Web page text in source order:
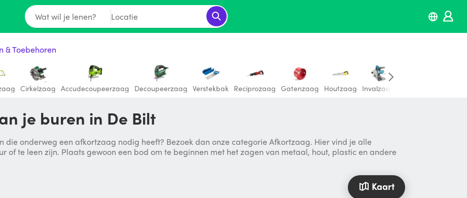
Wat wil je lenen? Locatie
& Toebehoren
Cirkelzaag Accudecoupeerzaag Decoupeerzaag Verstekbak Reciprozaag Gatenzaag Houtzaag Invalzaag
je buren in De Bilt
die onderweg een afkortzaag nodig heeft? Bezoek dan onze categorie Afkortzaag. Hier vind je alle
of te leen zijn. Plaats gewoon een bod om te beginnen met het zagen van metaal, hout, plastic en andere
Kaart